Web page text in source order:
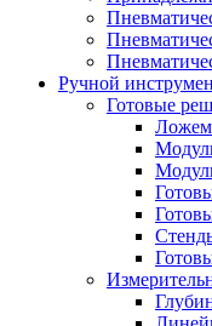
Ручной
Готовые